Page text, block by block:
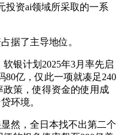
投资ai领域所采取的一系
据了主导地位。
软银计划2025年3月率先启
80亿，仅此一项就凑足240
策，使得资金的使用成
环境。
然，全日本找不出第二个